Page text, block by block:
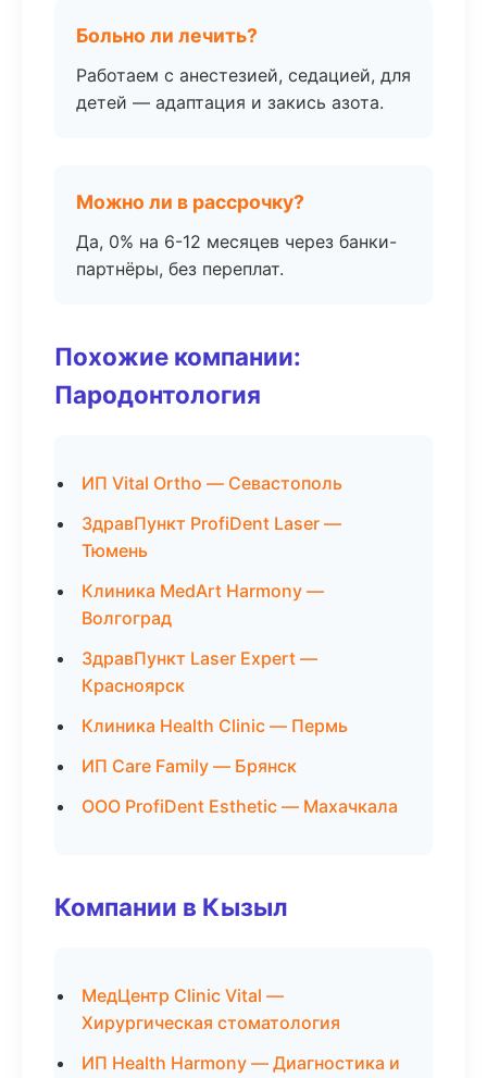
Больно ли лечить?
Работаем с анестезией, седацией, для
детей — адаптация и закись азота.
Можно ли в рассрочку?
Да, 0% на 6-12 месяцев через банки-
партнёры, без переплат.
Похожие компании:
Пародонтология
ИП Vital Ortho — Севастополь
ЗдравПункт ProfiDent Laser —
Тюмень
Клиника MedArt Harmony —
Волгоград
ЗдравПункт Laser Expert —
Красноярск
Клиника Health Clinic — Пермь
ИП Care Family — Брянск
ООО ProfiDent Esthetic — Махачкала
Компании в Кызыл
МедЦентр Clinic Vital —
Хирургическая стоматология
ИП Health Harmony — Диагностика и